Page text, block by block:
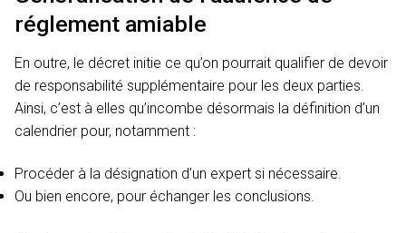
réglement amiable
En outre, le décret initie ce qu’on pourrait qualifier de devoir
de responsabilité supplémentaire pour les deux parties.
Ainsi, c’est à elles qu’incombe désormais la définition d’un
calendrier pour, notamment :
Procéder à la désignation d’un expert si nécessaire.
Ou bien encore, pour échanger les conclusions.